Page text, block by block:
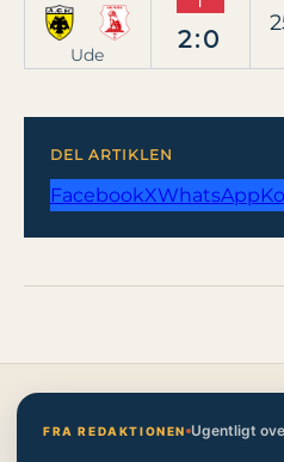
Ude
2:0
DEL ARTIKLEN
FacebookXWhatsApp
FRA REDAKTIONEN Ugentligt